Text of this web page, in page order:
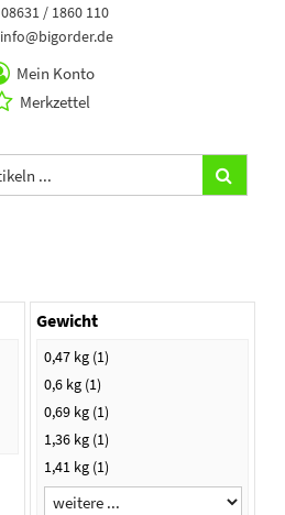
08631 / 1860 110
info@bigorder.de
Mein Konto
Merkzettel
Gewicht
0,47 kg (1)
0,6 kg (1)
0,69 kg (1)
1,36 kg (1)
1,41 kg (1)